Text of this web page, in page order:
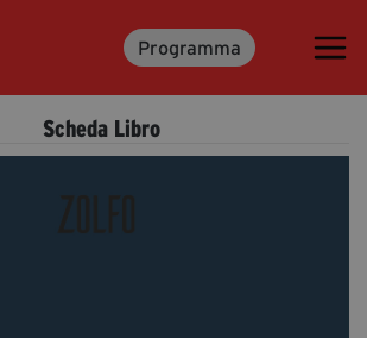
Programma
Scheda Libro